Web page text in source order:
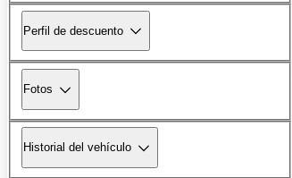
Perfil de descuento
Fotos
Historial del vehículo